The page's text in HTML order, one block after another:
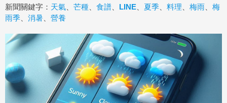
新聞關鍵字： 天氣 芒種 食譜 LINE 夏季 料理 梅雨
梅
雨季
消暑 營養